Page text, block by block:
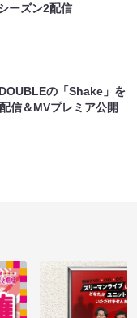
ーズン2配信
の「Shake」を
信＆MVプレミア公開